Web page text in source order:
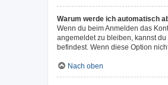
Warum werde ich automatisch
Wenn du beim Anmelden das
angemeldet zu bleiben, kannst
befindest. Wenn diese Option
Nach oben